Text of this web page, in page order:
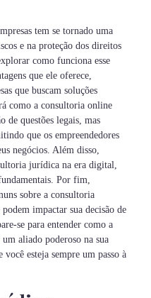
tem se tornado uma
e na proteção dos direitos
como funciona esse
que ele oferece,
que buscam soluções
como a consultoria online
de questões legais, mas
que os empreendedores
negócios. Além disso,
jurídica na era digital,
Por fim,
sobre a consultoria
impactar sua decisão de
se para entender como a
aliado poderoso na sua
esteja sempre um passo à